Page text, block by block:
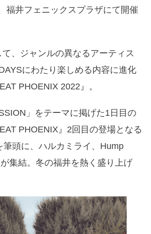
福井フェニックスプラザにて開催
、ジャンルの異なるアーティス
にわたり楽しめる内容に進化
PHOENIX 2022』。
」をテーマに掲げた1日目の
PHOENIX』2回目の登場となる
筆頭に、ハルカミライ、Hump
集結。冬の福井を熱く盛り上げ